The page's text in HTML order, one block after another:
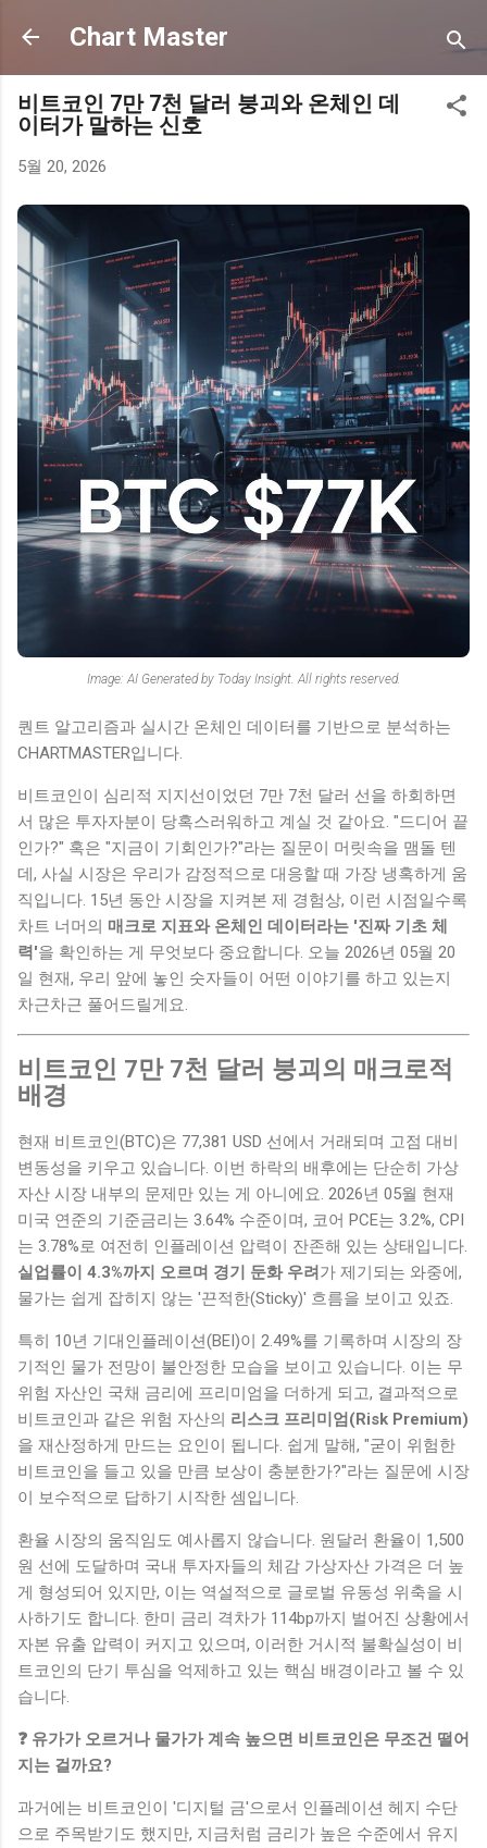
기본 콘텐츠로 건너뛰기
Chart Master
비트코인 7만 7천 달러 붕괴와 온체인 데
이터가 말하는 신호
5월 20, 2026
Image: AI Generated by Today Insight. All rights reserved.
퀀트 알고리즘과 실시간 온체인 데이터를 기반으로 분석하는
CHARTMASTER입니다.
비트코인이 심리적 지지선이었던 7만 7천 달러 선을 하회하면
서 많은 투자자분이 당혹스러워하고 계실 것 같아요. "드디어 끝
인가?" 혹은 "지금이 기회인가?"라는 질문이 머릿속을 맴돌 텐
데, 사실 시장은 우리가 감정적으로 대응할 때 가장 냉혹하게 움
직입니다. 15년 동안 시장을 지켜본 제 경험상, 이런 시점일수록
차트 너머의 매크로 지표와 온체인 데이터라는 '진짜 기초 체
력'을 확인하는 게 무엇보다 중요합니다. 오늘 2026년 05월 20
일 현재, 우리 앞에 놓인 숫자들이 어떤 이야기를 하고 있는지
차근차근 풀어드릴게요.
비트코인 7만 7천 달러 붕괴의 매크로적
배경
현재 비트코인(BTC)은 77,381 USD 선에서 거래되며 고점 대비
변동성을 키우고 있습니다. 이번 하락의 배후에는 단순히 가상
자산 시장 내부의 문제만 있는 게 아니에요. 2026년 05월 현재
미국 연준의 기준금리는 3.64% 수준이며, 코어 PCE는 3.2%, CPI
는 3.78%로 여전히 인플레이션 압력이 잔존해 있는 상태입니다.
실업률이 4.3%까지 오르며 경기 둔화 우려 가 제기되는 와중에,
물가는 쉽게 잡히지 않는 '끈적한(Sticky)' 흐름을 보이고 있죠.
특히 10년 기대인플레이션(BEI)이 2.49%를 기록하며 시장의 장
기적인 물가 전망이 불안정한 모습을 보이고 있습니다. 이는 무
위험 자산인 국채 금리에 프리미엄을 더하게 되고, 결과적으로
비트코인과 같은 위험 자산의 리스크 프리미엄(Risk Premium)
을 재산정하게 만드는 요인이 됩니다. 쉽게 말해, "굳이 위험한
비트코인을 들고 있을 만큼 보상이 충분한가?"라는 질문에 시장
이 보수적으로 답하기 시작한 셈입니다.
환율 시장의 움직임도 예사롭지 않습니다. 원달러 환율이 1,500
원 선에 도달하며 국내 투자자들의 체감 가상자산 가격은 더 높
게 형성되어 있지만, 이는 역설적으로 글로벌 유동성 위축을 시
사하기도 합니다. 한미 금리 격차가 114bp까지 벌어진 상황에서
자본 유출 압력이 커지고 있으며, 이러한 거시적 불확실성이 비
트코인의 단기 투심을 억제하고 있는 핵심 배경이라고 볼 수 있
습니다.
❓ 유가가 오르거나 물가가 계속 높으면 비트코인은 무조건 떨어
지는 걸까요?
과거에는 비트코인이 '디지털 금'으로서 인플레이션 헤지 수단
으로 주목받기도 했지만, 지금처럼 금리가 높은 수준에서 유지